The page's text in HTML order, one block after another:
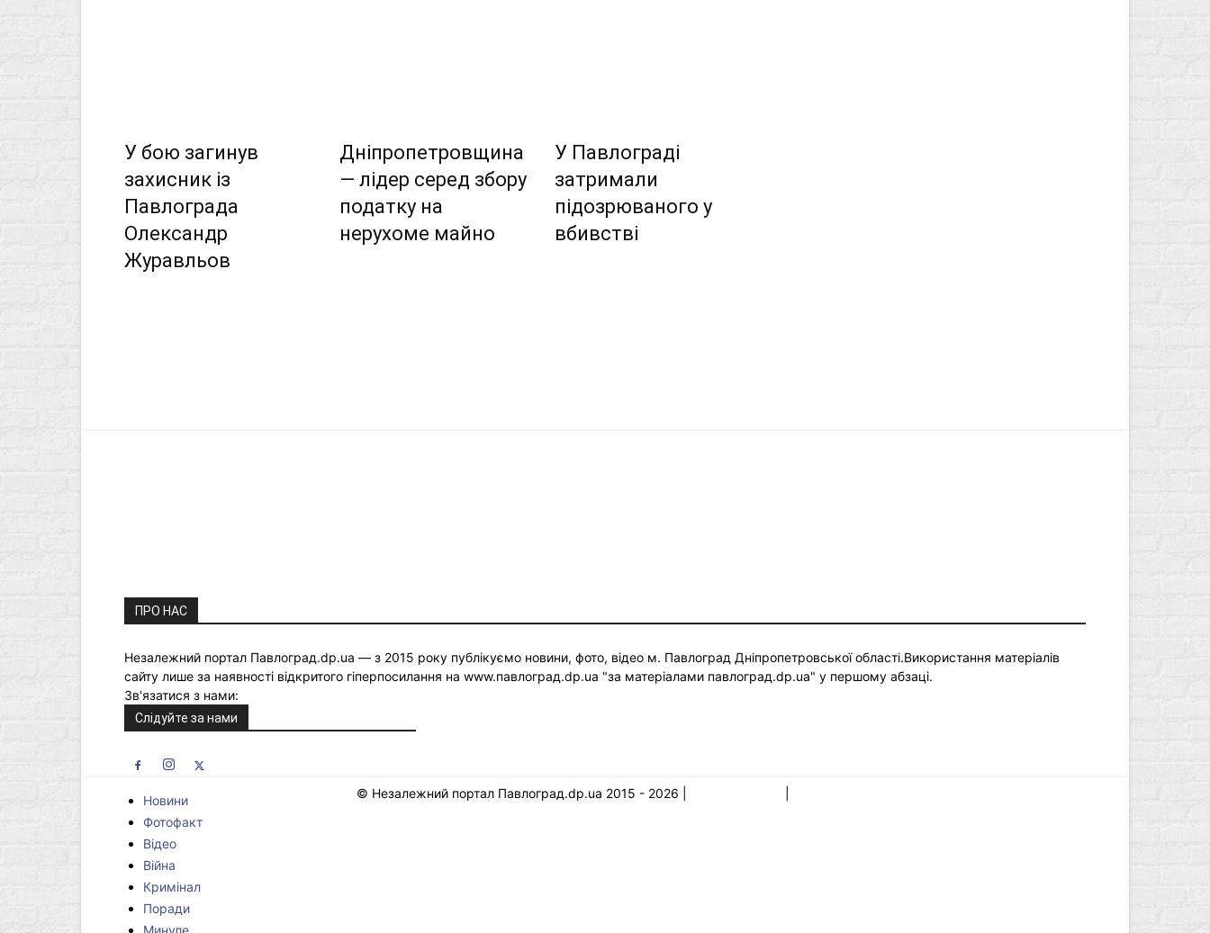
У бою загинув
захисник із
Павлограда
Олександр
Журавльов
Дніпропетровщина
― лідер серед збору
податку на
нерухоме майно
У Павлограді
затримали
підозрюваного у
вбивстві
ПРО НАС
Незалежний портал Павлоград.dp.ua — з 2015 року публікуємо новини, фото, відео м. Павлоград Дніпропетровської області.Використання матеріалів
сайту лише за наявності відкритого гіперпосилання на www.павлоград.dp.ua "за матеріалами павлоград.dp.ua" у першому абзаці.
Зв'язатися з нами:
Слідуйте за нами
Новини
Фотофакт
Відео
Війна
Кримінал
Поради
Минуле
© Незалежний портал Павлоград.dp.ua 2015 - 2026 |